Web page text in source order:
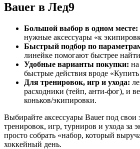
Bauer в Лед9
Большой выбор в одном месте:
нужные аксессуары «к
Быстрый подбор по
линейке помогают быстрее
Удобные варианты покупки:
быстрые действия вроде
Для тренировок, игр и ухода:
расходники (тейп, анти-фог), и
коньков/экипировки.
Выбирайте аксессуары Bauer под свои
тренировок, игр, турниров и ухода за
просто собрать «набор, который
хоккейный день.